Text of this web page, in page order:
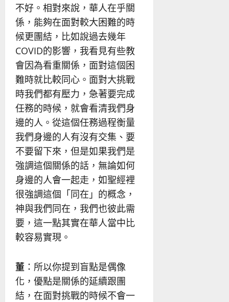
不好。相對來說，華人在乎關
係，能夠在面對較大困難的時
候更團結，比如說過去幾年
COVID的影響，我看見有些教
會因為看重關係，面對這個困
難時就比較同心。面對大挑戰
時我們都有壓力，急著要完成
任務的時候，就會看清我們身
邊的人。從這個任務過程衡量
我們身邊的人有沒有交集、要
不要留下來，但是如果我們是
強調這個關係的話，無論如何
身邊的人會一起走，如聖經裡
很強調這個「同在」的概念，
神與我們同在，我們也彼此需
要，這一點其實在華人當中比
較容易實現。
董 ：所以你提到盲點是偶像
化，優點是關係的延續跟團
結，在面對挑戰的時候不會一